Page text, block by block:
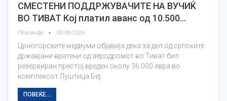
СМЕСТЕНИ ПОДДРЖУВАЧИТЕ НА ВУЧИЌ
ВО ТИВАТ Кој платил аванс од 10.500…
Плусинфо 05/06/2026
Црногорските медиуми објавија дека за дел од српските
државјани вратени од аеродромот во Тиват бил
резервиран престој вреден околу 36.000 евра во
комплексот Луштица Беј.
ПОВЕЌЕ...